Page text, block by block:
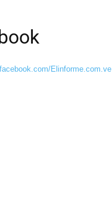
Elinforme.com.ve